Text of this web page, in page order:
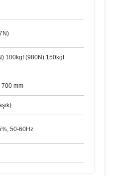
100kgf (980N) 150kgf
700 mm
50-60Hz